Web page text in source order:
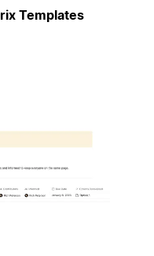
Templates